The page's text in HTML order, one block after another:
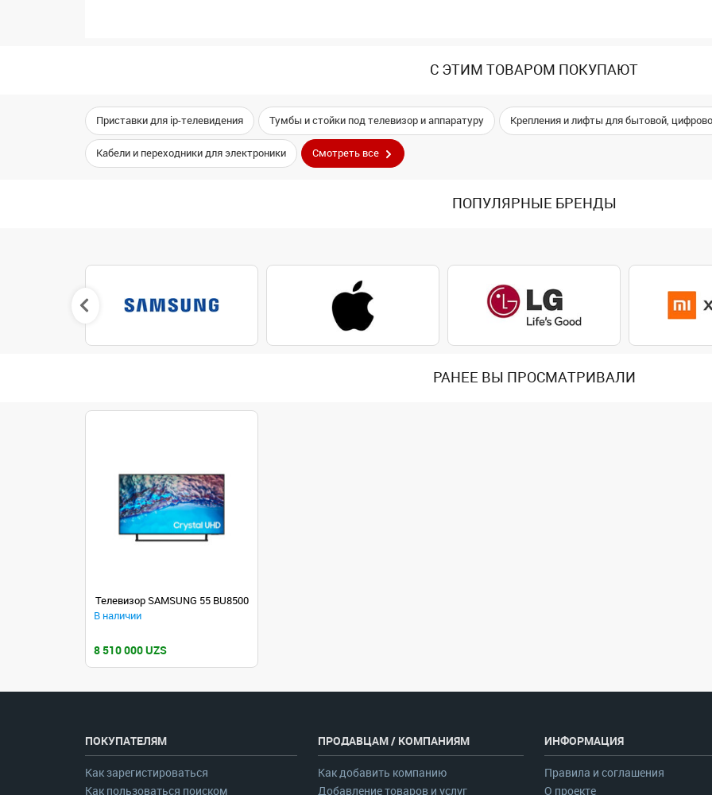
С ЭТИМ ТОВАРОМ ПОКУПАЮТ
Приставки для ip-телевидения Тумбы и стойки под телевизор и аппаратуру Крепления и лифты для бытовой,
Кабели и переходники для электроники Смотреть все
ПОПУЛЯРНЫЕ БРЕНДЫ
РАНЕЕ ВЫ ПРОСМАТРИВАЛИ
Телевизор SAMSUNG 55 BU8500
В наличии
8 510 000 UZS
ПОКУПАТЕЛЯМ
Как зарегистироваться
Как пользоваться поиском
ПРОДАВЦАМ / КОМПАНИЯМ
Как добавить компанию
Добавление товаров и услуг
ИНФОРМАЦИЯ
Правила и соглашения
О проекте